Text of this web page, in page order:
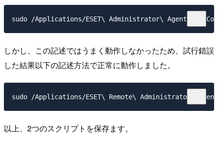
sudo /Applications/ESET\ Administrator\ Agent.app/
しかし、この記述ではうまく動作しなかったため、試行錯誤
した結果以下の記述方法で正常に動作しました。
sudo /Applications/ESET\ Remote\ Administrator\
以上、2つのスクリプトを保存ます。